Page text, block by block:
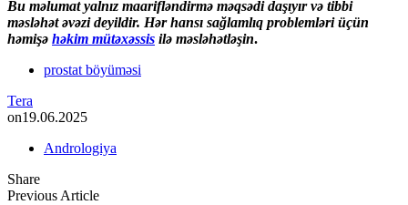
Bu məlumat yalnız maarifləndirmə məqsədi daşıyır və tibbi
məsləhət əvəzi deyildir. Hər hansı sağlamlıq problemləri üçün
həmişə həkim mütəxəssis ilə məsləhətləşin.
prostat böyüməsi
Tera
on19.06.2025
Andrologiya
Share
Previous Article